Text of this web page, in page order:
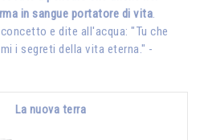
in sangue portatore di vita.
e dite all'acqua: "Tu che
i segreti della vita eterna." -
La nuova terra